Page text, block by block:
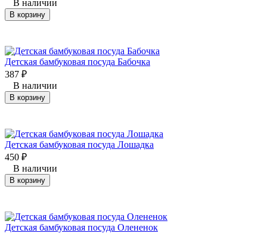
В наличии
В корзину
Детская бамбуковая посуда Бабочка
387 ₽
В наличии
В корзину
Детская бамбуковая посуда Лошадка
450 ₽
В наличии
В корзину
Детская бамбуковая посуда Олененок